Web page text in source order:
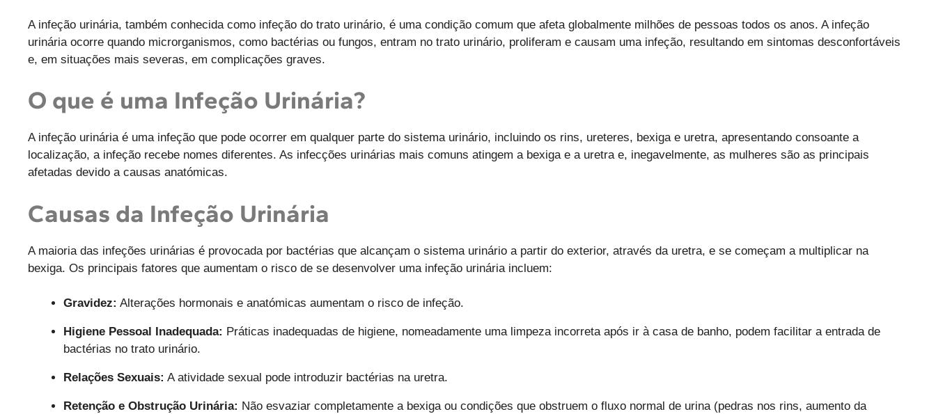
A infeção urinária, também conhecida como infeção do trato urinário, é uma condição comum que afeta globalmente milhões de pessoas todos os anos. A infeção
urinária ocorre quando microrganismos, como bactérias ou fungos, entram no trato urinário, proliferam e causam uma infeção, resultando em sintomas desconfortáveis
e, em situações mais severas, em complicações graves.
O que é uma Infeção Urinária?
A infeção urinária é uma infeção que pode ocorrer em qualquer parte do sistema urinário, incluindo os rins, ureteres, bexiga e uretra, apresentando consoante a
localização, a infeção recebe nomes diferentes. As infecções urinárias mais comuns atingem a bexiga e a uretra e, inegavelmente, as mulheres são as principais
afetadas devido a causas anatómicas.
Causas da Infeção Urinária
A maioria das infeções urinárias é provocada por bactérias que alcançam o sistema urinário a partir do exterior, através da uretra, e se começam a multiplicar na
bexiga. Os principais fatores que aumentam o risco de se desenvolver uma infeção urinária incluem:
Gravidez: Alterações hormonais e anatómicas aumentam o risco de infeção.
Higiene Pessoal Inadequada: Práticas inadequadas de higiene, nomeadamente uma limpeza incorreta após ir à casa de banho, podem facilitar a entrada de
bactérias no trato urinário.
Relações Sexuais: A atividade sexual pode introduzir bactérias na uretra.
Retenção e Obstrução Urinária: Não esvaziar completamente a bexiga ou condições que obstruem o fluxo normal de urina (pedras nos rins, aumento da